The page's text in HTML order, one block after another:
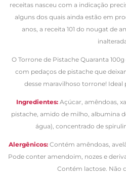
receitas nasceu com a indicação
alguns dos quais ainda estão em
anos, a receita 101 do nougat de
O Torrone de Pistache Quaranta
com pedaços de pistache que
desse maravilhoso torrone!
Ingredientes: Açúcar, amêndoas,
pistache, amido de milho, albumina
água), concentrado de
Alergênicos: Contém amêndoas,
Pode conter amendoim, nozes e
Contém lactose. Não